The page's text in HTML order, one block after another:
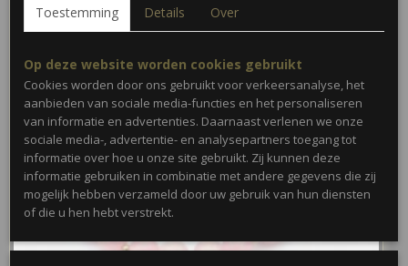
Toestemming Details Over
Op deze website worden cookies gebruikt
Cookies worden door ons gebruikt voor verkeersanalyse, het
aanbieden van sociale media-functies en het personaliseren
van informatie en advertenties. Daarnaast verlenen we onze
sociale media-, advertentie- en analysepartners toegang tot
informatie over hoe u onze site gebruikt. Zij kunnen deze
informatie gebruiken in combinatie met andere gegevens die zij
mogelijk hebben verzameld door uw gebruik van hun diensten
of die u hen hebt verstrekt.